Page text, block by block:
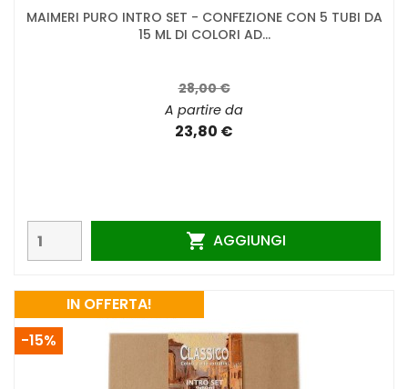
MAIMERI PURO INTRO SET - CONFEZIONE CON 5 TUBI DA
15 ML DI COLORI AD...
28,00 €
A partire da
23,80 €
 AGGIUNGI
IN OFFERTA!
-15%